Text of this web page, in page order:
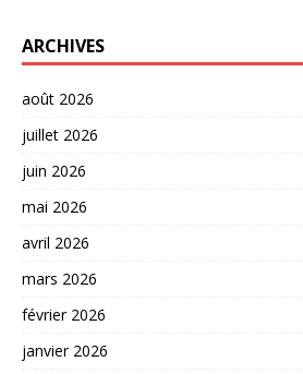
ARCHIVES
août 2026
juillet 2026
juin 2026
mai 2026
avril 2026
mars 2026
février 2026
janvier 2026